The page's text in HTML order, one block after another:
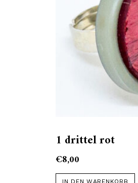
1 drittel rot
€8,00
IN DEN WARENKORB